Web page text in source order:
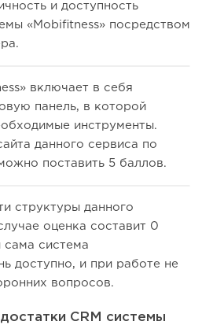
и доступность
«Mobifitness» посредством
включает в себя
панель, в которой
инструменты.
данного сервиса по
поставить 5 баллов.
структуры данного
оценка составит 0
сама система
доступно, и при работе не
вопросов.
CRM системы